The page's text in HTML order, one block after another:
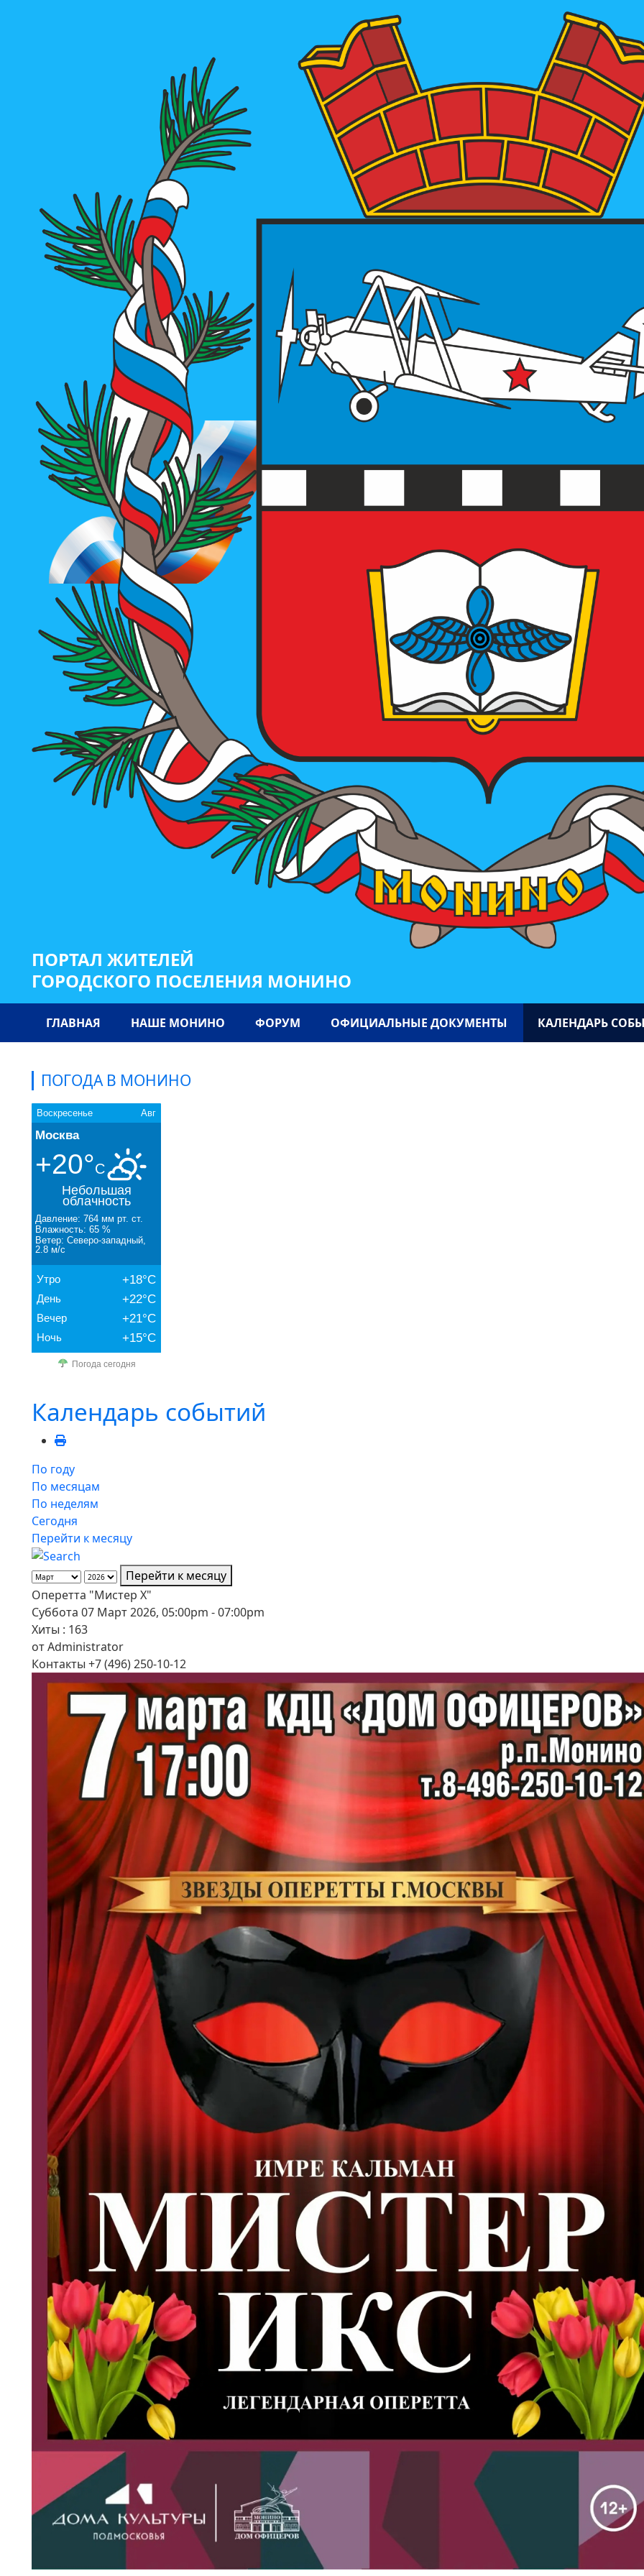
ПОРТАЛ ЖИТЕЛЕЙ
ГОРОДСКОГО ПОСЕЛЕНИЯ МОНИНО
ГЛАВНАЯ НАШЕ МОНИНО ФОРУМ ОФИЦИАЛЬНЫЕ ДОКУМЕНТЫ КАЛЕНДАРЬ
ПОГОДА В МОНИНО
Воскресенье Авг
Москва
+20°C
Небольшая
облачность
Давление: 764 мм рт. ст.
Влажность: 65 %
Ветер: Северо-западный,
2.8 м/с
Утро +18°C
День +22°C
Вечер +21°C
Ночь +15°C
Погода сегодня
Календарь событий
По году
По месяцам
По неделям
Сегодня
Перейти к месяцу
Перейти к месяцу
Оперетта "Мистер Х"
Суббота 07 Март 2026, 05:00pm - 07:00pm
Хиты : 163
отAdministrator
Контакты +7 (496) 250-10-12